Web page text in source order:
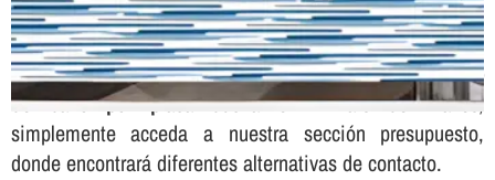
Para solicitar presupuesto sin compromiso para elcambio
de baño por placa ducha en Llinars del Vallès,
simplemente acceda a nuestra sección presupuesto,
donde encontrará diferentes alternativas de contacto.